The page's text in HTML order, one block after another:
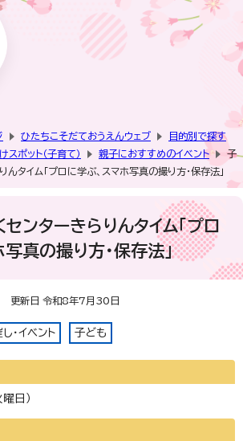
ひたちこそだておうえんウェブ
目的別で探す
スポット（子育て） 親子におすすめのイベント
子
んタイム「プロに学ぶ、スマホ写真の撮り方・保存法」
ンターきらりんタイム「プロ
真の撮り方・保存法」
更新日 令和8年7月30日
・イベント 子ども
日）